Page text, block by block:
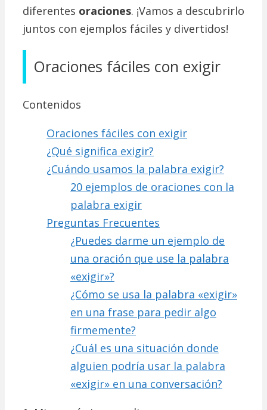
diferentes oraciones. ¡Vamos a descubrirlo
juntos con ejemplos fáciles y divertidos!
Oraciones fáciles con exigir
Contenidos
Oraciones fáciles con exigir
¿Qué significa exigir?
¿Cuándo usamos la palabra exigir?
20 ejemplos de oraciones con la
palabra exigir
Preguntas Frecuentes
¿Puedes darme un ejemplo de
una oración que use la palabra
«exigir»?
¿Cómo se usa la palabra «exigir»
en una frase para pedir algo
firmemente?
¿Cuál es una situación donde
alguien podría usar la palabra
«exigir» en una conversación?